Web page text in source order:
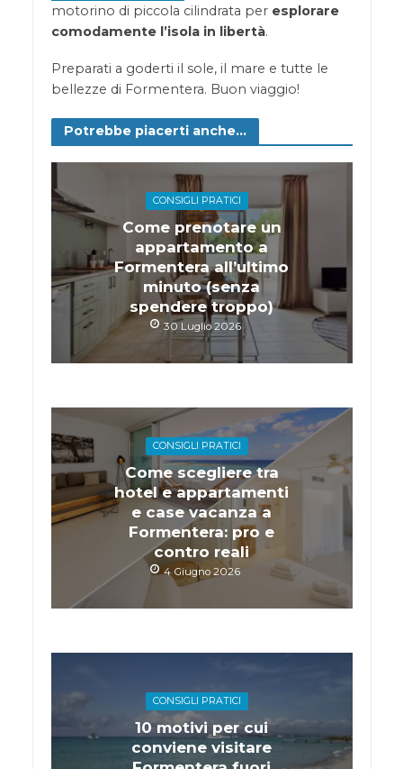
motorino di piccola cilindrata per esplorare
comodamente l’isola in libertà.
Preparati a goderti il sole, il mare e tutte le
bellezze di Formentera. Buon viaggio!
Potrebbe piacerti anche...
CONSIGLI PRATICI
Come prenotare un
appartamento a
Formentera all’ultimo
minuto (senza
spendere troppo)
30 Luglio 2026
CONSIGLI PRATICI
Come scegliere tra
hotel e appartamenti
e case vacanza a
Formentera: pro e
contro reali
4 Giugno 2026
CONSIGLI PRATICI
10 motivi per cui
conviene visitare